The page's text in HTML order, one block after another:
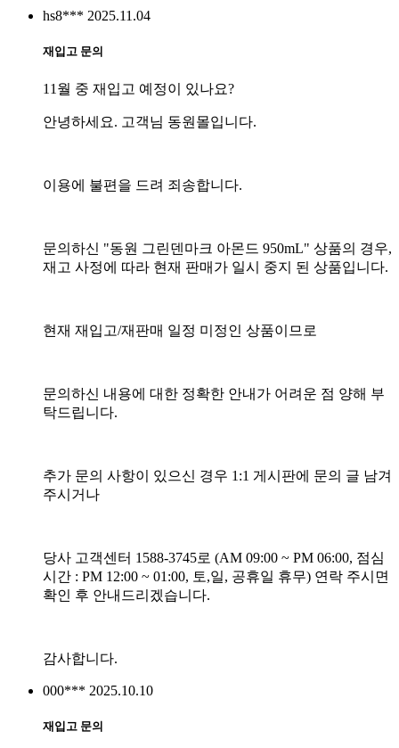
hs8*** 2025.11.04
재입고 문의
11월 중 재입고 예정이 있나요?
안녕하세요. 고객님 동원몰입니다.
이용에 불편을 드려 죄송합니다.
문의하신 "동원 그린덴마크 아몬드 950mL" 상품의 경우,
재고 사정에 따라 현재 판매가 일시 중지 된 상품입니다.
현재 재입고/재판매 일정 미정인 상품이므로
문의하신 내용에 대한 정확한 안내가 어려운 점 양해 부
탁드립니다.
추가 문의 사항이 있으신 경우 1:1 게시판에 문의 글 남겨
주시거나
당사 고객센터 1588-3745로 (AM 09:00 ~ PM 06:00, 점심
시간 : PM 12:00 ~ 01:00, 토,일, 공휴일 휴무) 연락 주시면
확인 후 안내드리겠습니다.
감사합니다.
000*** 2025.10.10
재입고 문의